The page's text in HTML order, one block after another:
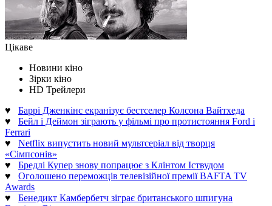
Цікаве
Новини кіно
Зірки кіно
HD Трейлери
♥ Баррі Дженкінс екранізує бестселер Колсона Вайтхеда
♥ Бейл і Деймон зіграють у фільмі про протистояння Ford і
Ferrari
♥ Netflix випустить новий мультсеріал від творця
«Сімпсонів»
♥ Бредлі Купер знову попрацює з Клінтом Іствудом
♥ Оголошено переможців телевізійної премії BAFTA TV
Awards
♥ Бенедикт Камбербетч зіграє британського шпигуна